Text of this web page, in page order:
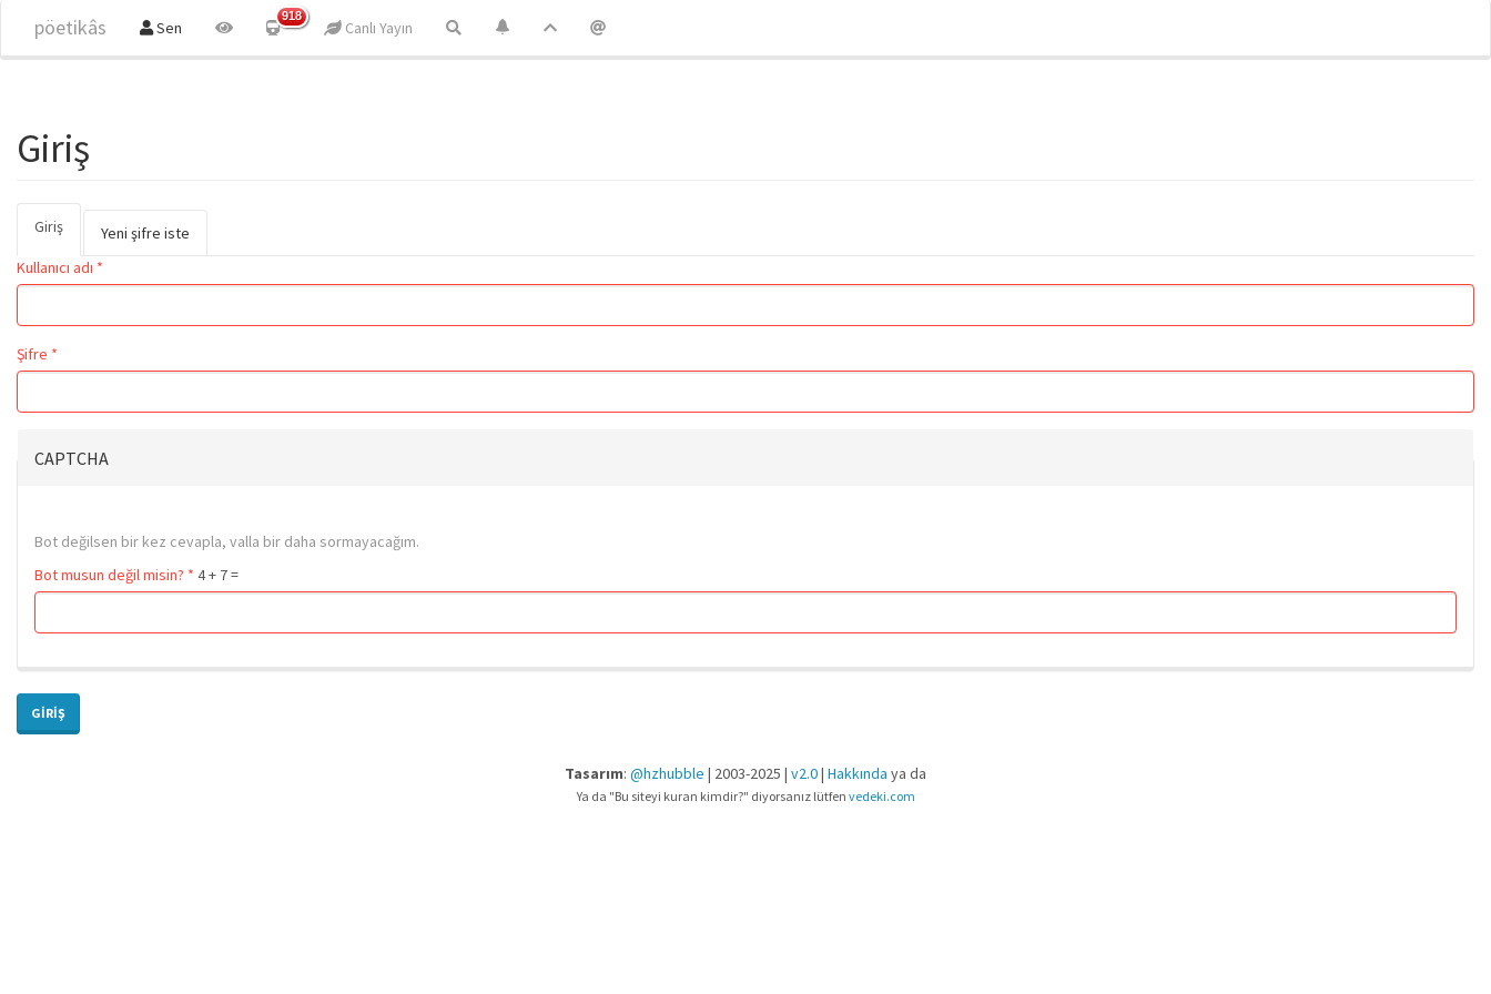
pöetikâs Sen
918
Canlı Yayın
Giriş
Birincil sekmeler
Giriş
Yeni şifre iste
Kullanıcı adı *
Şifre *
CAPTCHA
Bot değilsen bir kez cevapla, valla bir daha sormayacağım.
Bot musun değil misin? * 4 + 7 =
GIRIŞ
Tasarım: @hzhubble | 2003-2025 | v2.0| Hakkında ya da
Ya da "Bu siteyi kuran kimdir?" diyorsanız lütfen vedeki.com